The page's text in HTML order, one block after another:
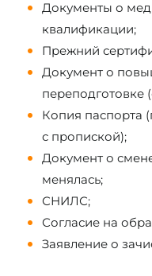
Документы о
квалификации;
Прежний
Документ о
переподготовке
Копия паспорта
с пропиской);
Документ о
менялась;
СНИЛС;
Согласие на
Заявление о